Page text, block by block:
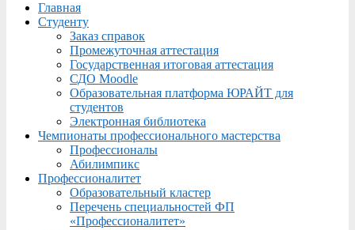
Menu
Главная
Студенту
Заказ справок
Промежуточная аттестация
Государственная итоговая аттестация
СДО Moodle
Образовательная платформа ЮРАЙТ для
студентов
Электронная библиотека
Чемпионаты профессионального мастерства
Профессионалы
Абилимпикс
Профессионалитет
Образовательный кластер
Перечень специальностей ФП
«Профессионалитет»